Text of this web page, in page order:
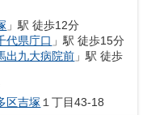
」駅 徒歩12分
代県庁口 」駅 徒歩15分
出九大病院前 」駅 徒歩
区吉塚１丁目43-18